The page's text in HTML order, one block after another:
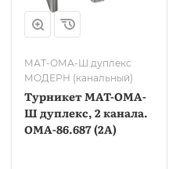
МАТ-ОМА-Ш дуплекс
МОДЕРН (канальный)
Турникет МАТ-ОМА-
Ш дуплекс, 2 канала.
OMA-86.687 (2A)